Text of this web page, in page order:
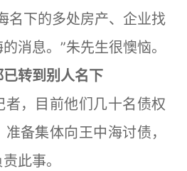
下的多处房产、企业找
消息。”朱先生很懊恼。
转到别人名下
，目前他们几十名债权
备集体向王中海讨债，
此事。